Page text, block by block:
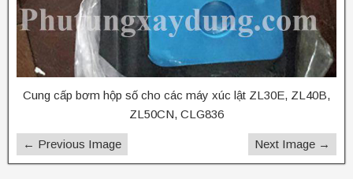
Cung cấp bơm hộp số cho các máy xúc lật ZL30E, ZL40B,
ZL50CN, CLG836
← Previous Image Next Image →